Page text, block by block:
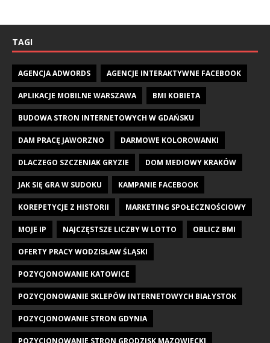
TAGI
AGENCJA ADWORDS AGENCJE INTERAKTYWNE FACEBOOK
APLIKACJE MOBILNE WARSZAWA BMI KOBIETA
BUDOWA STRON INTERNETOWYCH W GDAŃSKU
DAM PRACĘ JAWORZNO DARMOWE KOLOROWANKI
DLACZEGO SZCZENIAK GRYZIE DOM MEDIOWY KRAKÓW
JAK SIĘ GRA W SUDOKU KAMPANIE FACEBOOK
KOREPETYCJE Z HISTORII MARKETING SPOŁECZNOŚCIOWY
MOJE IP NAJCZĘSTSZE LICZBY W LOTTO OBLICZ BMI
OFERTY PRACY WODZISŁAW ŚLĄSKI
POZYCJONOWANIE KATOWICE
POZYCJONOWANIE SKLEPÓW INTERNETOWYCH BIAŁYSTOK
POZYCJONOWANIE STRON GDYNIA
POZYCJONOWANIE STRON GRODZISK MAZOWIECKI